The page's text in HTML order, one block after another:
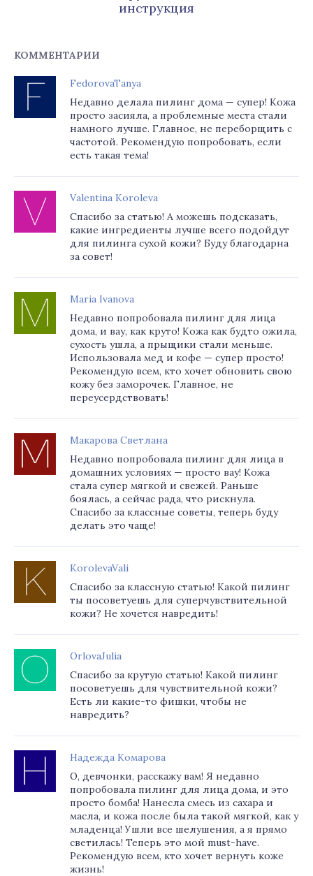
инструкция
КОММЕНТАРИИ
FedorovaTanya
Недавно делала пилинг дома — супер! Кожа
просто засияла, а проблемные места стали
намного лучше. Главное, не переборщить с
частотой. Рекомендую попробовать, если
есть такая тема!
Valentina Koroleva
Спасибо за статью! А можешь подсказать,
какие ингредиенты лучше всего подойдут
для пилинга сухой кожи? Буду благодарна
за совет!
Maria Ivanova
Недавно попробовала пилинг для лица
дома, и вау, как круто! Кожа как будто ожила,
сухость ушла, а прыщики стали меньше.
Использовала мед и кофе — супер просто!
Рекомендую всем, кто хочет обновить свою
кожу без заморочек. Главное, не
переусердствовать!
Макарова Светлана
Недавно попробовала пилинг для лица в
домашних условиях — просто вау! Кожа
стала супер мягкой и свежей. Раньше
боялась, а сейчас рада, что рискнула.
Спасибо за классные советы, теперь буду
делать это чаще!
KorolevaVali
Спасибо за классную статью! Какой пилинг
ты посоветуешь для суперчувствительной
кожи? Не хочется навредить!
OrlovaJulia
Спасибо за крутую статью! Какой пилинг
посоветуешь для чувствительной кожи?
Есть ли какие-то фишки, чтобы не
навредить?
Надежда Комарова
О, девчонки, расскажу вам! Я недавно
попробовала пилинг для лица дома, и это
просто бомба! Нанесла смесь из сахара и
масла, и кожа после была такой мягкой, как у
младенца! Ушли все шелушения, а я прямо
светилась! Теперь это мой must-have.
Рекомендую всем, кто хочет вернуть коже
жизнь!